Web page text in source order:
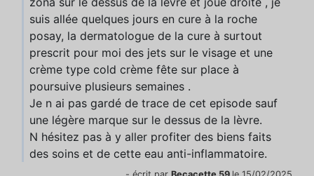
suis allée quelques jours en cure à la roche
posay, la dermatologue de la cure à surtout
prescrit pour moi des jets sur le visage et une
crème type cold crème fête sur place à
poursuive plusieurs semaines .
Je n ai pas gardé de trace de cet episode sauf
une légère marque sur le dessus de la lèvre.
N hésitez pas à y aller profiter des biens faits
des soins et de cette eau anti-inflammatoire.